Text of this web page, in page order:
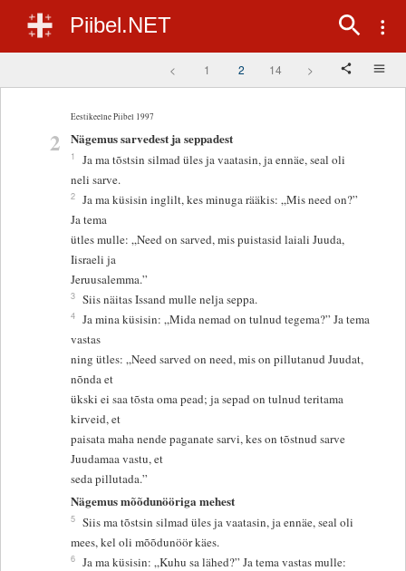
Piibel.NET
< 1 2 14 >
Eestikeelne Piibel 1997
2 Nägemus sarvedest ja seppadest
1
Ja ma tõstsin silmad üles ja vaatasin, ja ennäe, seal oli
neli sarve.
2 Ja ma küsisin inglilt, kes minuga rääkis: „Mis need on?”
Ja tema
ütles mulle: „Need on sarved, mis puistasid laiali Juuda,
Iisraeli ja
Jeruusalemma.”
3 Siis näitas Issand mulle nelja seppa.
4 Ja mina küsisin: „Mida nemad on tulnud tegema?” Ja tema
vastas
ning ütles: „Need sarved on need, mis on pillutanud Juudat,
nõnda et
ükski ei saa tõsta oma pead; ja sepad on tulnud teritama
kirveid, et
paisata maha nende paganate sarvi, kes on tõstnud sarve
Juudamaa vastu, et
seda pillutada.”
Nägemus mõõdunööriga mehest
5 Siis ma tõstsin silmad üles ja vaatasin, ja ennäe, seal oli
mees, kel oli mõõdunöör käes.
6 Ja ma küsisin: „Kuhu sa lähed?” Ja tema vastas mulle: